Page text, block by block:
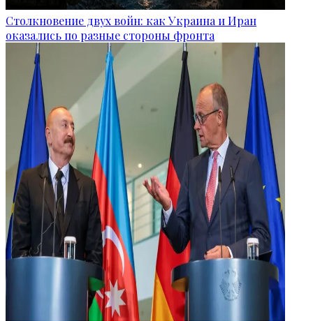
Столкновение двух войн: как Украина и Иран
оказались по разные стороны фронта